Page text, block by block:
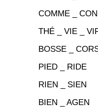
COMME _
THÉ _ VIE _
BOSSE _
PIED _ RIDE
RIEN _ SIEN
BIEN _ AGEN